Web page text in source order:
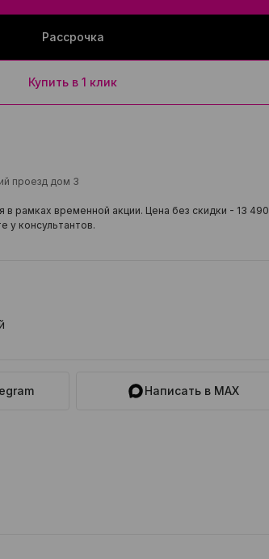
Рассрочка
Купить в 1 клик
проезд дом 3
в рамках временной акции. Цена без скидки - 13 490
у консультантов.
Написать в MAX